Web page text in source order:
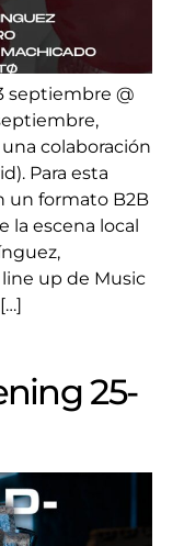
septiembre @
colaboración
Para esta
un formato B2B
la escena local
up de Music